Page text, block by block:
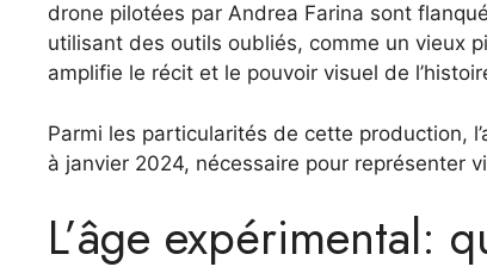
drone pilotées par Andrea Farina sont
utilisant des outils oubliés, comme un vieux
amplifie le récit et le pouvoir visuel de
Parmi les particularités de cette production,
à janvier 2024, nécessaire pour représenter
L’âge expérimental: